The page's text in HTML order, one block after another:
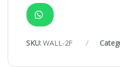
SKU:WALL-2F